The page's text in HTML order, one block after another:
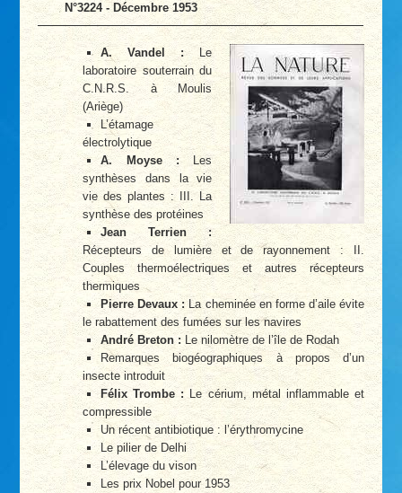
N°3224 - Décembre 1953
A. Vandel :Le
laboratoire souterrain du
C.N.R.S. à Moulis
(Ariège)
L’étamage
électrolytique
A. Moyse : Les
synthèses dans la vie
vie des plantes : III. La
synthèse des protéines
Jean Terrien :
Récepteurs de lumière et de rayonnement : II.
Couples thermoélectriques et autres récepteurs
thermiques
Pierre Devaux : La cheminée en forme d’aile évite
le rabattement des fumées sur les navires
André Breton : Le nilomètre de l’île de Rodah
Remarques biogéographiques à propos d’un
insecte introduit
Félix Trombe : Le cérium, métal inflammable et
compressible
Un récent antibiotique : l’érythromycine
Le pilier de Delhi
L’élevage du vison
Les prix Nobel pour 1953